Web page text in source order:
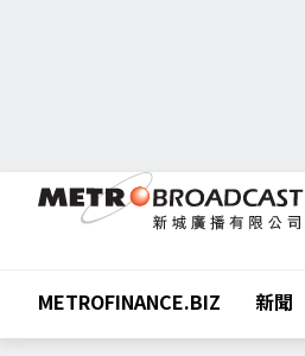
METROFINANCE.BIZ 新聞